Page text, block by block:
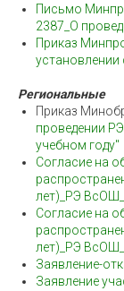
Письмо
2387_О
Приказ
Региональные
Приказ
проведении
учебном году"
Согласие на
лет)_РЭ
Согласие на
лет)_РЭ
Заявление-
Заявление